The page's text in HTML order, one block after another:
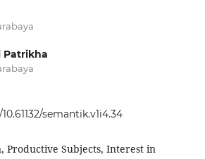
Patrikha
semantik.v1i4.34
Productive Subjects, Interest in